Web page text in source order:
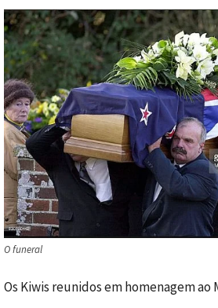
O funeral
Os Kiwis reunidos em homenagem ao